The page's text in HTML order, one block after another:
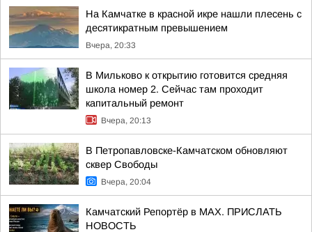
На Камчатке в красной икре нашли плесень с
десятикратным превышением
Вчера, 20:33
В Мильково к открытию готовится средняя
школа номер 2. Сейчас там проходит
капитальный ремонт
Вчера, 20:13
В Петропавловске-Камчатском обновляют
сквер Свободы
Вчера, 20:04
Камчатский Репортёр в MAX. ПРИСЛАТЬ
НОВОСТЬ